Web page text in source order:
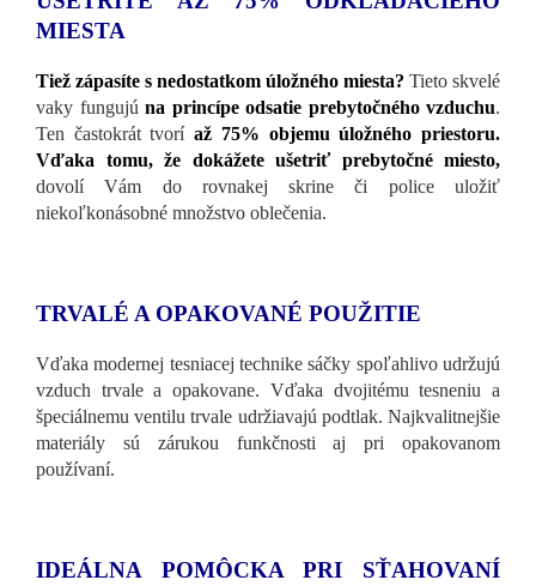
MIESTA
Tiež zápasíte s nedostatkom úložného miesta? Tieto skvelé
vaky fungujú na princípe odsatie prebytočného vzduchu.
Ten častokrát tvoríaž 75% objemu úložného priestoru.
Vďaka tomu, že dokážete ušetriť prebytočné miesto,
dovolí Vám do rovnakej skrine či police uložiť
niekoľkonásobné množstvo oblečenia.
TRVALÉ A OPAKOVANÉ POUŽITIE
Vďaka modernej tesniacej technike sáčky spoľahlivo udržujú
vzduch trvale a opakovane. Vďaka dvojitému tesneniu a
špeciálnemu ventilu trvale udržiavajú podtlak. Najkvalitnejšie
materiály sú zárukou funkčnosti aj pri opakovanom
používaní.
IDEÁLNA POMÔCKA PRI SŤAHOVANÍ